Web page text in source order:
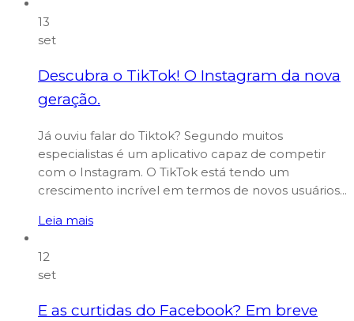
13
set
Descubra o TikTok! O Instagram da nova
geração.
Já ouviu falar do Tiktok? Segundo muitos
especialistas é um aplicativo capaz de competir
com o Instagram. O TikTok está tendo um
crescimento incrível em termos de novos usuários...
Leia mais
12
set
E as curtidas do Facebook? Em breve